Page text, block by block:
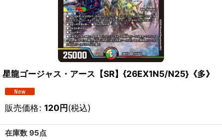
星龍ゴージャス・アース【SR】{26EX1N5/N25}《多》
販売価格: 120円(税込)
在庫数 95点